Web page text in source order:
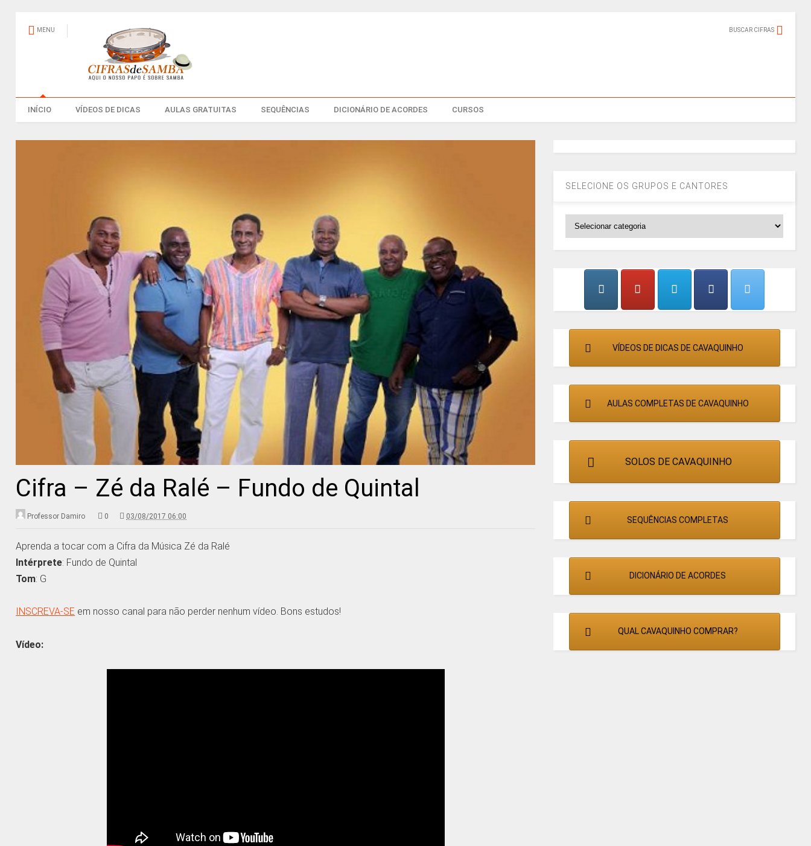
MENU BUSCAR CIFRAS
INÍCIO VÍDEOS DE DICAS AULAS GRATUITAS SEQUÊNCIAS DICIONÁRIO DE ACORDES CURSOS
Cifra – Zé da Ralé – Fundo de Quintal
Professor Damiro 0 03/08/2017 06:00
Aprenda a tocar com a Cifra da Música Zé da Ralé
Intérprete: Fundo de Quintal
Tom: G
INSCREVA-SE em nosso canal para não perder nenhum vídeo. Bons estudos!
Vídeo:
SELECIONE OS GRUPOS E CANTORES
CANTORES
VÍDEOS DE DICAS DE CAVAQUINHO
AULAS COMPLETAS DE CAVAQUINHO
SOLOS DE CAVAQUINHO
SEQUÊNCIAS COMPLETAS
DICIONÁRIO DE ACORDES
QUAL CAVAQUINHO COMPRAR?